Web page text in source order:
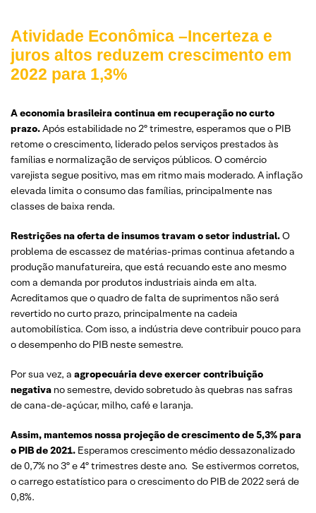
Atividade Econômica –Incerteza e
juros altos reduzem crescimento em
2022 para 1,3%
A economia brasileira continua em recuperação no curto
prazo.Após estabilidade no 2º trimestre, esperamos que o PIB
retome o crescimento, liderado pelos serviços prestados às
famílias e normalização de serviços públicos. O comércio
varejista segue positivo, mas em ritmo mais moderado. A inflação
elevada limita o consumo das famílias, principalmente nas
classes de baixa renda.
Restrições na oferta de insumos travam o setor industrial.O
problema de escassez de matérias-primas continua afetando a
produção manufatureira, que está recuando este ano mesmo
com a demanda por produtos industriais ainda em alta.
Acreditamos que o quadro de falta de suprimentos não será
revertido no curto prazo, principalmente na cadeia
automobilística. Com isso, a indústria deve contribuir pouco para
o desempenho do PIB neste semestre.
Por sua vez, a agropecuária deve exercer contribuição
negativa no semestre, devido sobretudo às quebras nas safras
de cana-de-açúcar, milho, café e laranja.
Assim, mantemos nossa projeção de crescimento de 5,3% para
o PIB de 2021. Esperamos crescimento médio dessazonalizado
de 0,7% no 3º e 4º trimestres deste ano. Se estivermos corretos,
o carrego estatístico para o crescimento do PIB de 2022 será de
0,8%.